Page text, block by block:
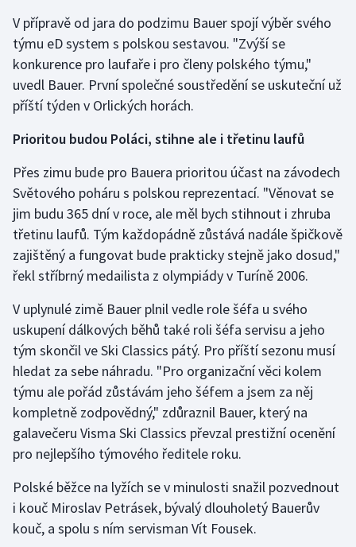
Motorsport
Olympijské hry
Parasport
Plavání
Plážový volejbal
Ragby
Rychlobruslení
Rychlostní kanoistika
Short track
Sportovní střelba
Stolní tenis
Triatlon
Veslování
Vodní slalom
V přípravě od jara do podzimu Bauer spojí výběr svého
týmu eD system s polskou sestavou. "Zvýší se
konkurence pro laufaře i pro členy polského týmu,"
uvedl Bauer. První společné soustředění se uskuteční už
příští týden v Orlických horách.
Prioritou budou Poláci, stihne ale i třetinu laufů
Přes zimu bude pro Bauera prioritou účast na závodech
Světového poháru s polskou reprezentací. "Věnovat se
jim budu 365 dní v roce, ale měl bych stihnout i zhruba
třetinu laufů. Tým každopádně zůstává nadále špičkově
zajištěný a fungovat bude prakticky stejně jako dosud,"
řekl stříbrný medailista z olympiády v Turíně 2006.
V uplynulé zimě Bauer plnil vedle role šéfa u svého
uskupení dálkových běhů také roli šéfa servisu a jeho
tým skončil ve Ski Classics pátý. Pro příští sezonu musí
hledat za sebe náhradu. "Pro organizační věci kolem
týmu ale pořád zůstávám jeho šéfem a jsem za něj
kompletně zodpovědný," zdůraznil Bauer, který na
galavečeru Visma Ski Classics převzal prestižní ocenění
pro nejlepšího týmového ředitele roku.
Polské běžce na lyžích se v minulosti snažil pozvednout
i kouč Miroslav Petrásek, bývalý dlouholetý Bauerův
kouč, a spolu s ním servisman Vít Fousek.